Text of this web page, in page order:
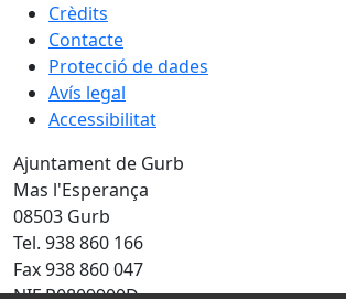
Crèdits
Contacte
Protecció de dades
Avís legal
Accessibilitat
Ajuntament de Gurb
Mas l'Esperança
08503 Gurb
Tel. 938 860 166
Fax 938 860 047